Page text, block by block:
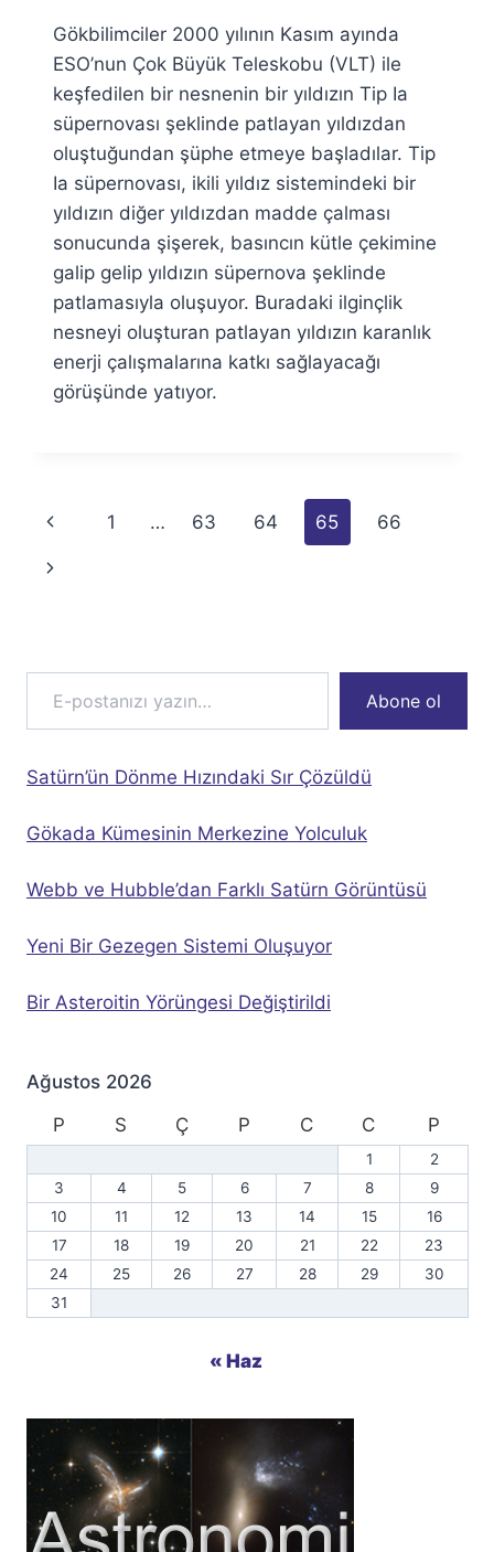
Fuat
Özyar
Gökbilimciler 2000 yılının Kasım ayında
ESO’nun Çok Büyük Teleskobu (VLT) ile
keşfedilen bir nesnenin bir yıldızın Tip Ia
süpernovası şeklinde patlayan yıldızdan
oluştuğundan şüphe etmeye başladılar. Tip
Ia süpernovası, ikili yıldız sistemindeki bir
yıldızın diğer yıldızdan madde çalması
sonucunda şişerek, basıncın kütle çekimine
galip gelip yıldızın süpernova şeklinde
patlamasıyla oluşuyor. Buradaki ilginçlik
nesneyi oluşturan patlayan yıldızın karanlık
enerji çalışmalarına katkı sağlayacağı
görüşünde yatıyor.
Page
navigation
Previous
Page
1 … 63 64 65 66
Next
E-postanızı yazın…
Abone ol
Satürn’ün Dönme Hızındaki Sır Çözüldü
Gökada Kümesinin Merkezine Yolculuk
Webb ve Hubble’dan Farklı Satürn Görüntüsü
Yeni Bir Gezegen Sistemi Oluşuyor
Bir Asteroitin Yörüngesi Değiştirildi
Ağustos 2026
P
S Ç P C C P
1
2
3
4 5 6 7 8
9
10
11 12 13 14 15
16
17
18 19 20 21 22
23
24
25 26 27 28 29
30
31
« Haz